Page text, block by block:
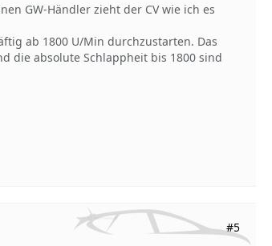
GW-Händler zieht der CV wie ich es
ab 1800 U/Min durchzustarten. Das
die absolute Schlappheit bis 1800 sind
#5